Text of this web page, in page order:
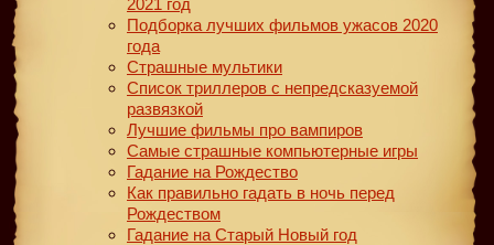
Подборка лучших фильмов ужасов 2020
года
Страшные мультики
Список триллеров с непредсказуемой
развязкой
Лучшие фильмы про вампиров
Самые страшные компьютерные игры
Гадание на Рождество
Как правильно гадать в ночь перед
Рождеством
Гадание на Старый Новый год